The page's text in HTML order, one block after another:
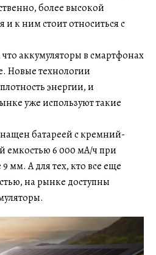
более высокой
и к ним стоит относиться с
аккумуляторы в смартфонах
Новые технологии
энергии, и
уже используют такие
батареей с кремний-
емкостью 6 000 мА/ч при
мм. А для тех, кто все еще
на рынке доступны